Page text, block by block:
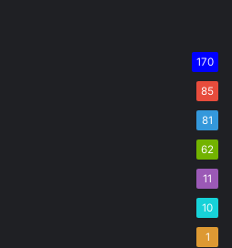
170
85
81
62
11
10
1